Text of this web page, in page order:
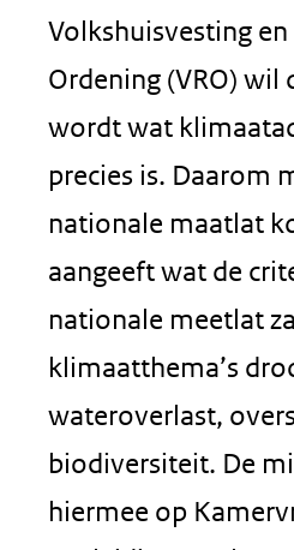
Volkshuisvesting
Ordening (VRO)
wordt wat
precies is. Daarom
nationale maatlat
aangeeft wat de
nationale meetlat
klimaatthema’s
wateroverlast,
biodiversiteit. De
hiermee op